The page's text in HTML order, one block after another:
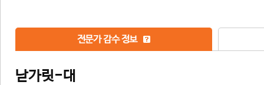
전문가 감수 정보
낟가릿-대